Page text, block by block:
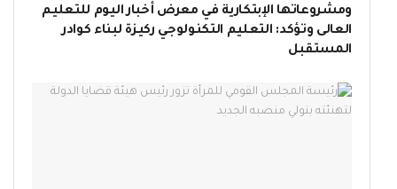
ومشروعاتها الإبتكارية في معرض أخبار اليوم للتعليم
العالى وتؤكد: التعليم التكنولوجي ركيزة لبناء كوادر
المستقبل